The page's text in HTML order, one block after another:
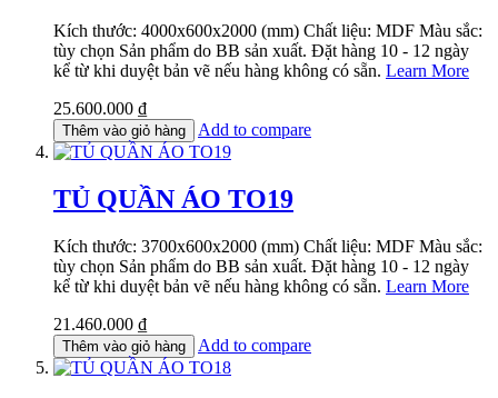
Kích thước: 4000x600x2000 (mm) Chất liệu: MDF Màu sắc:
tùy chọn Sản phẩm do BB sản xuất. Đặt hàng 10 - 12 ngày
kể từ khi duyệt bản vẽ nếu hàng không có sẵn. Learn More
25.600.000 ₫
Thêm vào giỏ hàng Add to compare
TỦ QUẦN ÁO TO19
Kích thước: 3700x600x2000 (mm) Chất liệu: MDF Màu sắc:
tùy chọn Sản phẩm do BB sản xuất. Đặt hàng 10 - 12 ngày
kể từ khi duyệt bản vẽ nếu hàng không có sẵn. Learn More
21.460.000 ₫
Thêm vào giỏ hàng Add to compare